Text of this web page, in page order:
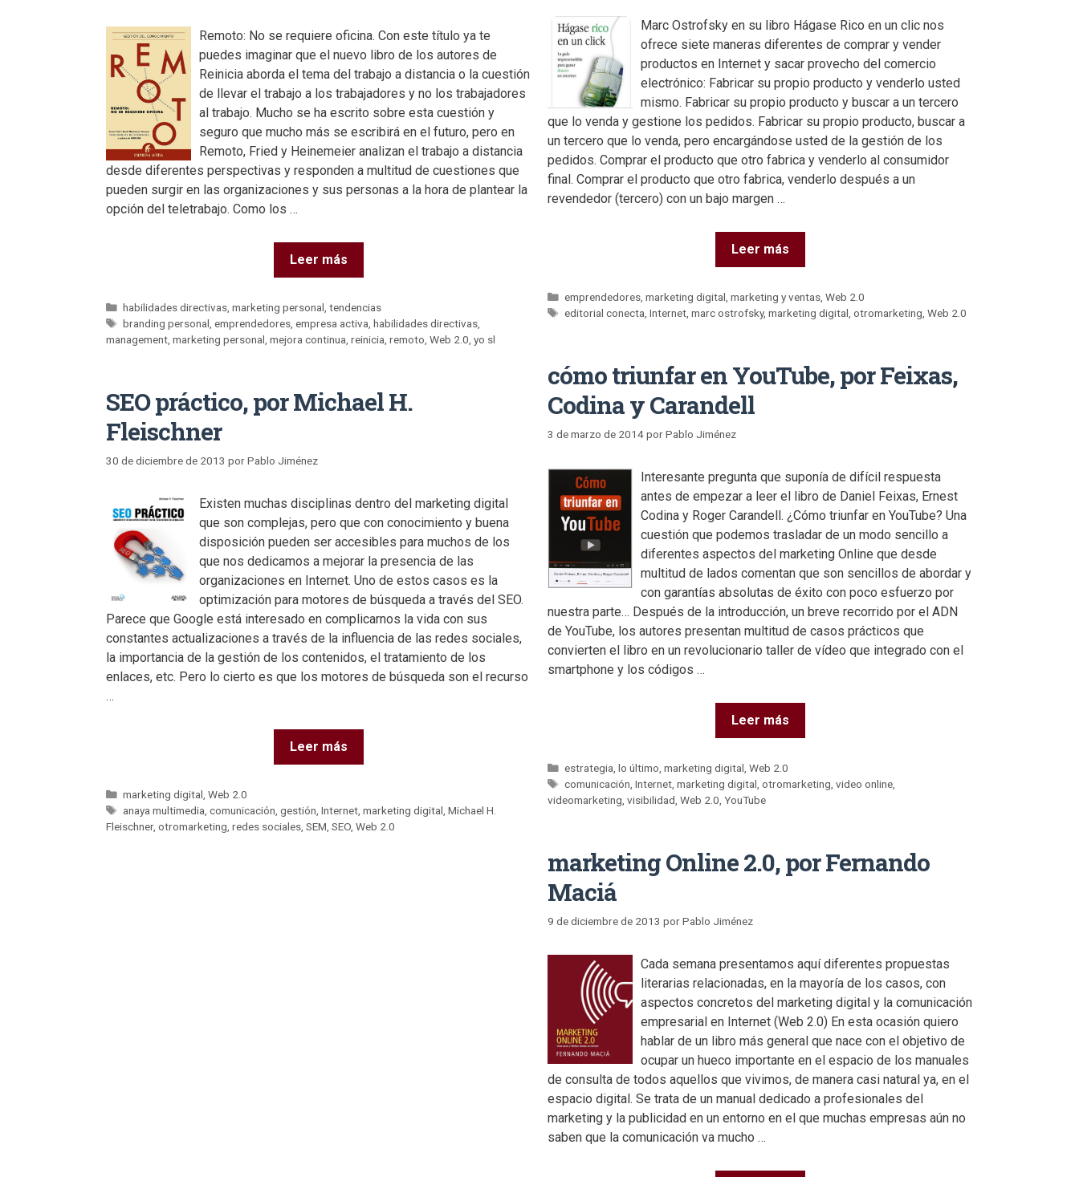
Marc Ostrofsky en su libro Hágase Rico en un clic nos
ofrece siete maneras diferentes de comprar y vender
productos en Internet y sacar provecho del comercio
electrónico: Fabricar su propio producto y venderlo usted
mismo. Fabricar su propio producto y buscar a un tercero
que lo venda y gestione los pedidos. Fabricar su propio producto, buscar a
un tercero que lo venda, pero encargándose usted de la gestión de los
pedidos. Comprar el producto que otro fabrica y venderlo al consumidor
final. Comprar el producto que otro fabrica, venderlo después a un
revendedor (tercero) con un bajo margen …
Leer más
emprendedores ,marketing digital ,marketing y ventas ,Web 2.0
editorial conecta ,Internet ,marc ostrofsky,marketing digital ,otromarketing ,Web 2.0
Remoto: No se requiere oficina. Con este título ya te
puedes imaginar que el nuevo libro de los autores de
Reinicia aborda el tema del trabajo a distancia o la cuestión
de llevar el trabajo a los trabajadores y no los trabajadores
al trabajo. Mucho se ha escrito sobre esta cuestión y
seguro que mucho más se escribirá en el futuro, pero en
Remoto, Fried y Heinemeier analizan el trabajo a distancia
desde diferentes perspectivas y responden a multitud de cuestiones que
pueden surgir en las organizaciones y sus personas a la hora de plantear la
opción del teletrabajo. Como los …
Leer más
habilidades directivas ,marketing personal ,tendencias
branding personal ,emprendedores ,empresa activa ,habilidades directivas
management marketing personal mejora continua reinicia remoto Web 2.0 yo sl
cómo triunfar en YouTube, por Feixas,
Codina y Carandell
3 de marzo de 2014porPablo Jiménez
Interesante pregunta que suponía de difícil respuesta
antes de empezar a leer el libro de Daniel Feixas, Ernest
Codina y Roger Carandell. ¿Cómo triunfar en YouTube? Una
cuestión que podemos trasladar de un modo sencillo a
diferentes aspectos del marketing Online que desde
multitud de lados comentan que son sencillos de abordar y
con garantías absolutas de éxito con poco esfuerzo por
nuestra parte… Después de la introducción, un breve recorrido por el ADN
de YouTube, los autores presentan multitud de casos prácticos que
convierten el libro en un revolucionario taller de vídeo que integrado con el
smartphone y los códigos …
Leer más
estrategia ,lo último ,marketing digital ,Web 2.0
comunicación ,Internet ,marketing digital ,otromarketing ,video online
videomarketing visibilidad Web 2.0 YouTube
SEO práctico, por Michael H.
Fleischner
30 de diciembre de 2013 porPablo Jiménez
Existen muchas disciplinas dentro del marketing digital
que son complejas, pero que con conocimiento y buena
disposición pueden ser accesibles para muchos de los
que nos dedicamos a mejorar la presencia de las
organizaciones en Internet. Uno de estos casos es la
optimización para motores de búsqueda a través del SEO.
Parece que Google está interesado en complicarnos la vida con sus
constantes actualizaciones a través de la influencia de las redes sociales,
la importancia de la gestión de los contenidos, el tratamiento de los
enlaces, etc. Pero lo cierto es que los motores de búsqueda son el recurso
…
Leer más
marketing digital ,Web 2.0
anaya multimedia ,comunicación ,gestión ,Internet ,marketing digital ,Michael H.
Fleischner, otromarketing redes sociales SEM SEO Web 2.0
marketing Online 2.0, por Fernando
Maciá
9 de diciembre de 2013 porPablo Jiménez
Cada semana presentamos aquí diferentes propuestas
literarias relacionadas, en la mayoría de los casos, con
aspectos concretos del marketing digital y la comunicación
empresarial en Internet (Web 2.0) En esta ocasión quiero
hablar de un libro más general que nace con el objetivo de
ocupar un hueco importante en el espacio de los manuales
de consulta de todos aquellos que vivimos, de manera casi natural ya, en el
espacio digital. Se trata de un manual dedicado a profesionales del
marketing y la publicidad en un entorno en el que muchas empresas aún no
saben que la comunicación va mucho …